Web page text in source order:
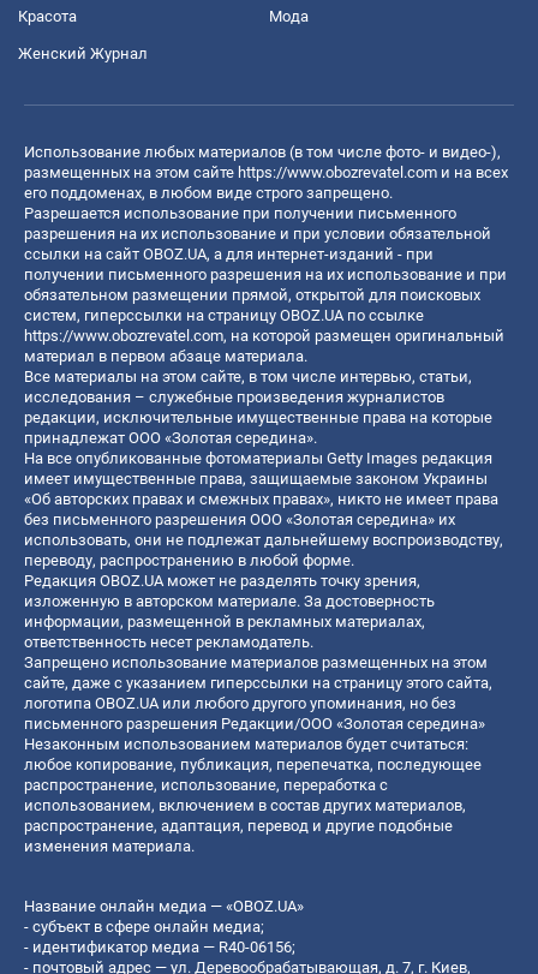
Красота Мода
Женский Журнал
Использование любых материалов (в том числе фото- и видео-),
размещенных на этом сайте https://www.obozrevatel.com и на всех
его поддоменах, в любом виде строго запрещено.
Разрешается использование при получении письменного
разрешения на их использование и при условии обязательной
ссылки на сайт OBOZ.UA, а для интернет-изданий - при
получении письменного разрешения на их использование и при
обязательном размещении прямой, открытой для поисковых
систем, гиперссылки на страницу OBOZ.UA по ссылке
https://www.obozrevatel.com, на которой размещен оригинальный
материал в первом абзаце материала.
Все материалы на этом сайте, в том числе интервью, статьи,
исследования – служебные произведения журналистов
редакции, исключительные имущественные права на которые
принадлежат ООО «Золотая середина».
На все опубликованные фотоматериалы Getty Images редакция
имеет имущественные права, защищаемые законом Украины
«Об авторских правах и смежных правах», никто не имеет права
без письменного разрешения ООО «Золотая середина» их
использовать, они не подлежат дальнейшему воспроизводству,
переводу, распространению в любой форме.
Редакция OBOZ.UA может не разделять точку зрения,
изложенную в авторском материале. За достоверность
информации, размещенной в рекламных материалах,
ответственность несет рекламодатель.
Запрещено использование материалов размещенных на этом
сайте, даже с указанием гиперссылки на страницу этого сайта,
логотипа OBOZ.UA или любого другого упоминания, но без
письменного разрешения Редакции/ООО «Золотая середина»
Незаконным использованием материалов будет считаться:
любое копирование, публикация, перепечатка, последующее
распространение, использование, переработка с
использованием, включением в состав других материалов,
распространение, адаптация, перевод и другие подобные
изменения материала.
Название онлайн медиа — «OBOZ.UA»
- субъект в сфере онлайн медиа;
- идентификатор медиа — R40-06156;
- почтовый адрес — ул. Деревообрабатывающая, д. 7, г. Киев,